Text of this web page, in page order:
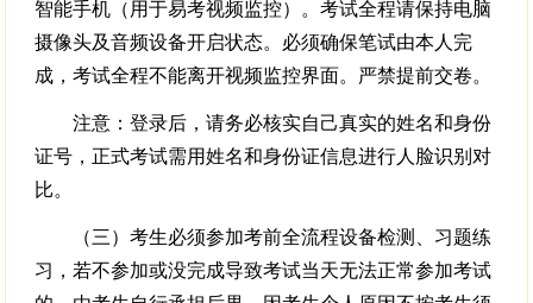
智能手机（用于易考视频监控）。考试全程请保持电脑
摄像头及音频设备开启状态。必须确保笔试由本人完
成，考试全程不能离开视频监控界面。严禁提前交卷。
注意：登录后，请务必核实自己真实的姓名和身份
证号，正式考试需用姓名和身份证信息进行人脸识别对
比。
（三）考生必须参加考前全流程设备检测、习题练
习，若不参加或没完成导致考试当天无法正常参加考试